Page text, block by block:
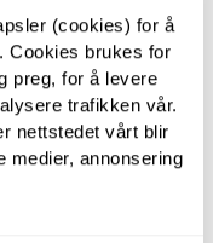
(cookies) for å
Cookies brukes for
preg, for å levere
trafikken vår.
nettstedet vårt blir
medier, annonsering
Metall
-
Amour